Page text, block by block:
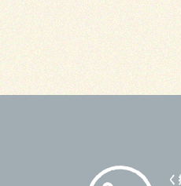
御所を描く